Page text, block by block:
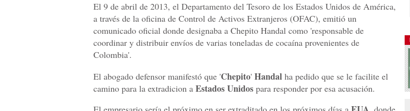
El 9 de abril de 2013, el Departamento del Tesoro de los Estados Unidos de América,
a través de la oficina de Control de Activos Extranjeros (OFAC), emitió un
comunicado oficial donde designaba a Chepito Handal como 'responsable de
coordinar y distribuir envíos de varias toneladas de cocaína provenientes de
Colombia'.
El abogado defensor manifestó que 'Chepito' Handal ha pedido que se le facilite el
camino para la extradicion a EstadosUnidos para responder por esa acusación.